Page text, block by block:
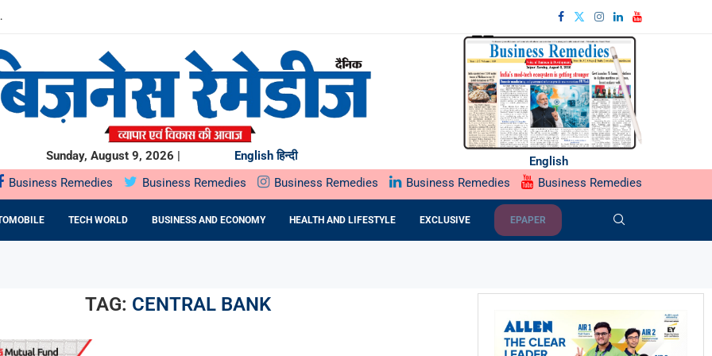
बारे में...
करोड़...EQUITY ALL...
OPPORTUNITIES...
BUILT AROUND INDIA’S...
Sunday, August 9, 2026 | English हिन्दी
English
Business Remedies Business Remedies Business Remedies Business Remedies Business Remedies
TECH WORLD BUSINESS AND ECONOMY HEALTH AND LIFESTYLE EXCLUSIVE EPAPER
TAG: CENTRAL BANK